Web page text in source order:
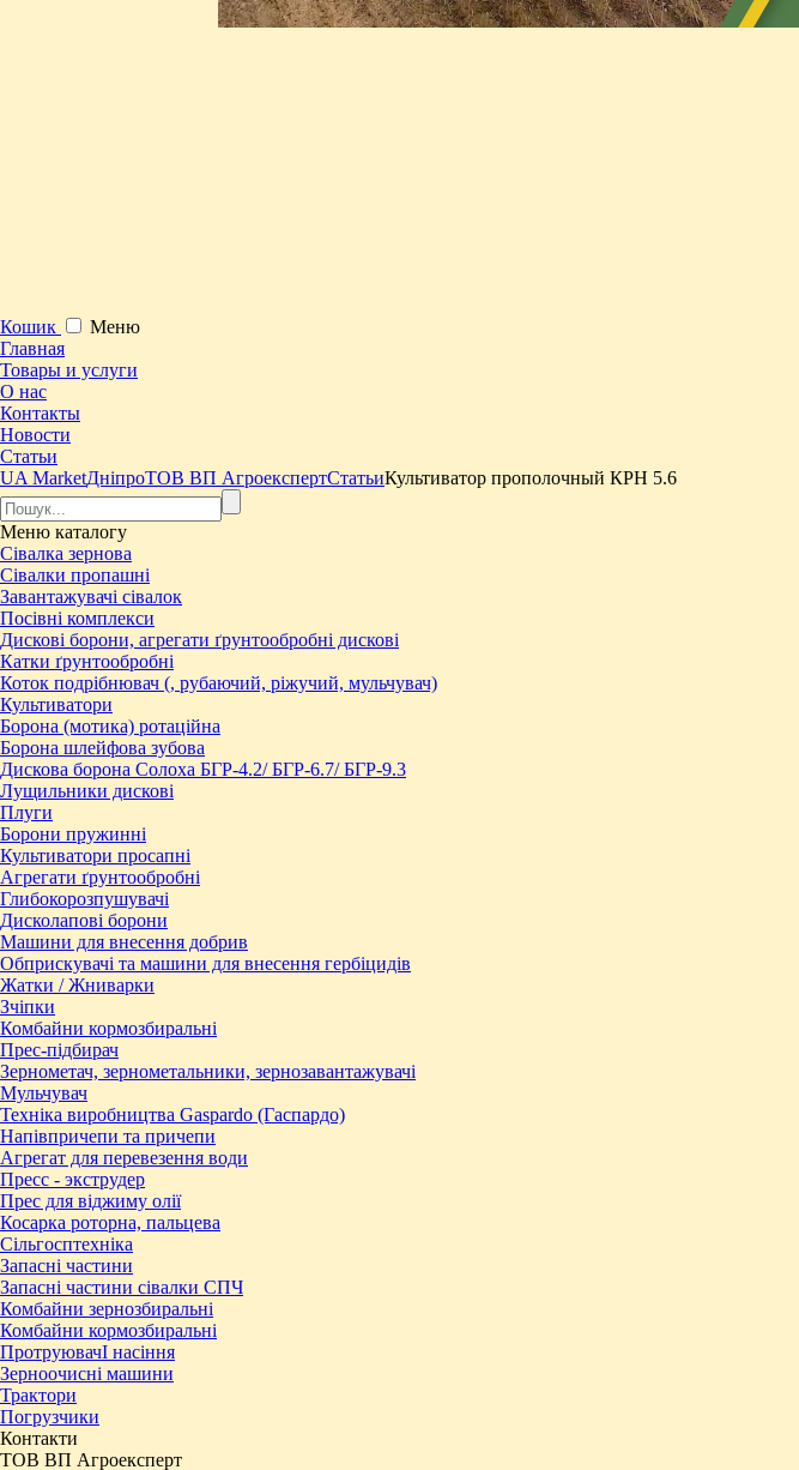
Кошик
Меню
Главная
Товары и услуги
О нас
Контакты
Новости
Статьи
UA MarketДніпроТОВ ВП АгроекспертСтатьиКультиватор прополочный КРН 5.6
Меню каталогу
Сівалка зернова
Сівалки пропашні
Завантажувачі сівалок
Посівні комплекси
Дискові борони, агрегати ґрунтообробні дискові
Катки ґрунтообробні
Коток подрібнювач (, рубаючий, ріжучий, мульчувач)
Культиватори
Борона (мотика) ротаційна
Борона шлейфова зубова
Дискова борона Солоха БГР-4.2/ БГР-6.7/ БГР-9.3
Лущильники дискові
Плуги
Борони пружинні
Культиватори просапні
Агрегати ґрунтообробні
Глибокорозпушувачі
Дисколапові борони
Машини для внесення добрив
Обприскувачі та машини для внесення гербіцидів
Жатки / Жниварки
Зчіпки
Комбайни кормозбиральні
Прес-підбирач
Зернометач, зернометальники, зернозавантажувачі
Мульчувач
Техніка виробництва Gaspardo (Гаспардо)
Напівпричепи та причепи
Агрегат для перевезення води
Пресc - экструдер
Прес для віджиму олії
Косарка роторна, пальцева
Сільгосптехніка
Запасні частини
Запасні частини сівалки СПЧ
Комбайни зернозбиральні
Комбайни кормозбиральні
ПротруювачІ насіння
Зерноочисні машини
Трактори
Погрузчики
Контакти
ТОВ ВП Агроексперт